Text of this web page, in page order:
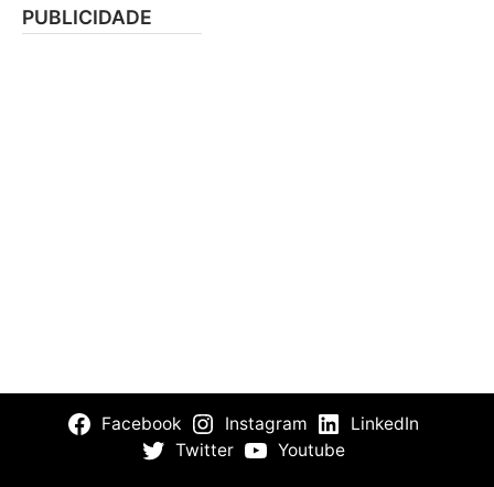
PUBLICIDADE
Facebook Instagram
LinkedIn
Twitter
Youtube